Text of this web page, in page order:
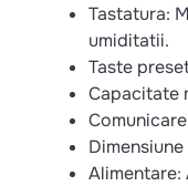
Tastatura:
umiditatii.
Taste
Capacitate
Alimentare: